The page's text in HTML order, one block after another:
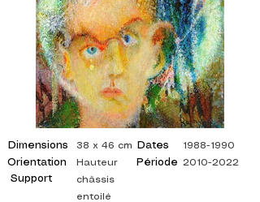
Dimensions
Orientation
Support
38 x 46 cm
Dates
Période
Hauteur
châssis
entoilé
1988-1990
2010-2022